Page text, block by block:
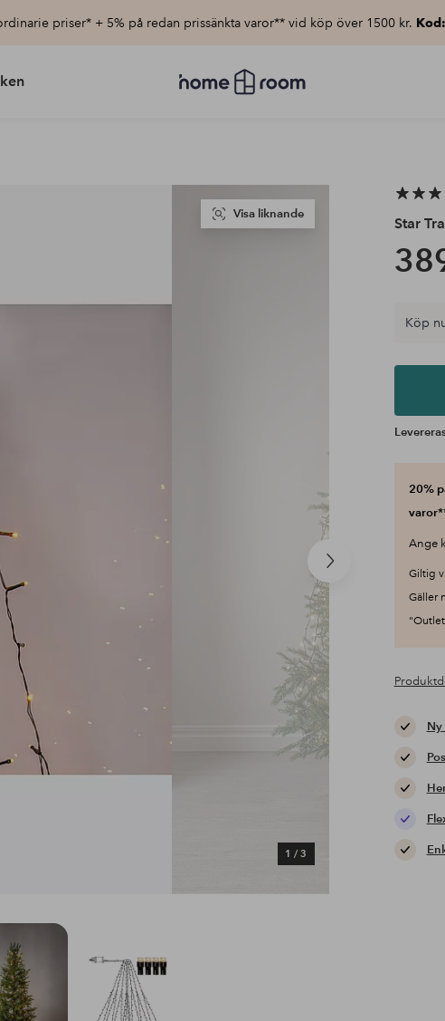
priser* + 5% på redan prissänkta varor** vid köp över 1500 kr.
Homeroom
–
pris
Nästa
produkt
1 / 3
Visa liknande
Star
Köp
20%
Ange
Giltig
Gäller
Ny